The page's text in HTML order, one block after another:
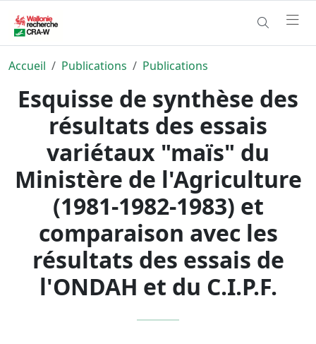
Accueil Publications Publications
Esquisse de synthèse des
résultats des essais
variétaux "maïs" du
Ministère de l'Agriculture
(1981-1982-1983) et
comparaison avec les
résultats des essais de
l'ONDAH et du C.I.P.F.